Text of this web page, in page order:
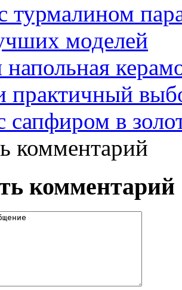
турмалином
моделей
практичный
сапфиром в
комментарий
комментарий